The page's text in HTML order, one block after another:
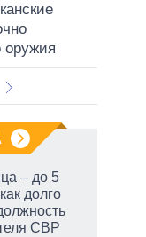
оружия
– до 5
долго
СВР